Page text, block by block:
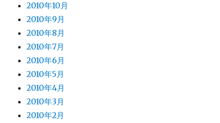
2010年10月
2010年9月
2010年8月
2010年7月
2010年6月
2010年5月
2010年4月
2010年3月
2010年2月